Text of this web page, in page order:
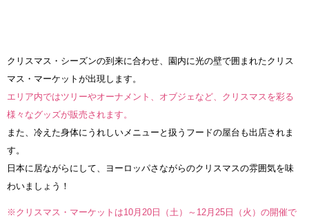
クリスマス・シーズンの到来に合わせ、園内に光の壁で囲まれたクリス
マス・マーケットが出現します。
エリア内ではツリーやオーナメント、オブジェなど、クリスマスを彩る
様々なグッズが販売されます。
また、冷えた身体にうれしいメニューと扱うフードの屋台も出店されま
す。
日本に居ながらにして、ヨーロッパさながらのクリスマスの雰囲気を味
わいましょう！
※クリスマス・マーケットは10月20日（土）～12月25日（火）の開催で